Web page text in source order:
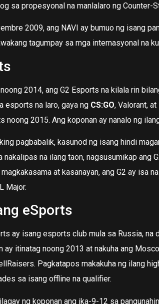
sa propesyonal na manlalaro ng Counter-
2009, ang NAVI ay bumuo ng isang
tagumpay sa mga internasyonal na
2014, ang G2 Esports na kilala rin
esports na laro, gaya ng CS:GO, Valorant,
noong 2015. Ang koponan ay nanalo ng
pagbabalik, kasunod ng isang hindi
nakalipas na ilang taon, nagsusumikap
at kasanayan, ang G2 ay isa
Major.
eSports
ay isang esports club mula sa Russia, na
ay itinatag noong 2013 at nakuha ang
Pagkatapos makakuha ng ilang
sa isang offline na qualifier.
ng koponan ang ika-9-12 sa